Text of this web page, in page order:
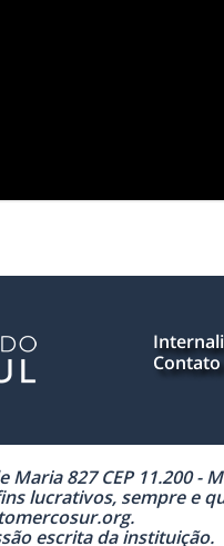
Contato
Maria 827 CEP 11.200
lucrativos, sempre e
escrita da instituição.